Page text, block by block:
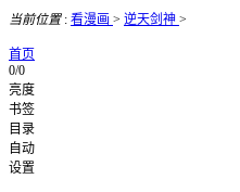
当前位置: 看漫画 > 逆天剑神 >
首页
0/0
亮度
书签
目录
自动
设置